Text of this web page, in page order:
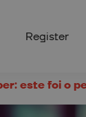
Register
este foi o